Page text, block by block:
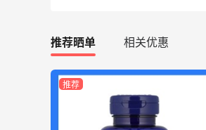
推荐晒单 相关优惠
推荐
08月06日
Bobbi Brown美网
么时候开始？
08月06日